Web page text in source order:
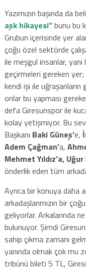
Yazımızın başında da
aşk hikayesi”bunu bu
Grubun içerisinde yer
çoğu özel sektörde
ile meşgul insanlar,
geçirmeleri gereken yer;
kendi işi ile uğraşanların
onlar bu yapması
defa Giresunspor ile
kolay yetişmiyor. Bu
Başkanı Baki Güneş’e,
Adem Çağman’a,
Mehmet Yıldız’a, Uğur
önderlik eden tüm
Ayrıca bir konuya daha
arkadaşlarımızın bir
geliyorlar. Arkalarında
bulunuyor. Şimdi
sahip çıkma zamanı
yanında olmak çok mu
tribünü bileti 5 TL,